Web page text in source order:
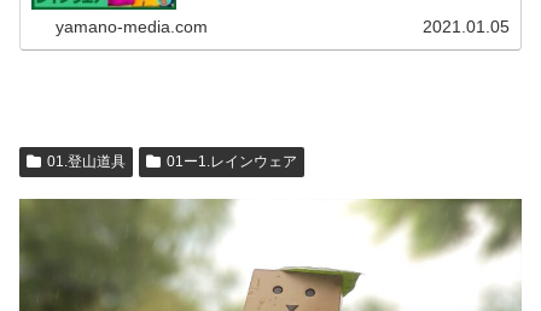
yamano-media.com 2021.01.05
01.登山道具 01ー1.レインウェア